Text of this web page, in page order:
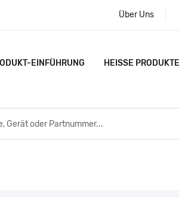
Über Uns
EINFÜHRUNG HEISSE PRODUKTE